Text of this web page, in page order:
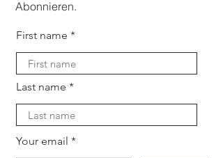
Abonnieren.
First name
Last name
Your email